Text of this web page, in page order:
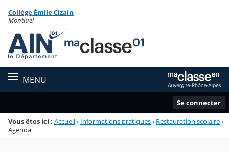
Menu de la rubrique
Contenu
Collège Émile Cizain
Montluel
MENU
Se connecter
Vous êtes ici : Accueil› Informations pratiques› Restauration scolaire›
Agenda